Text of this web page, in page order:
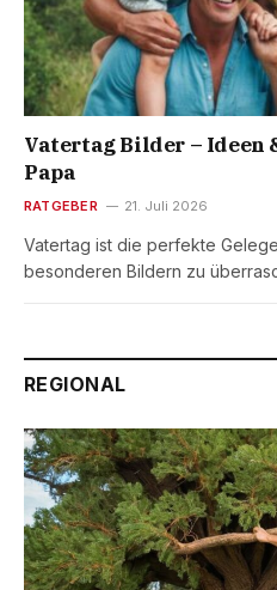
Vatertag Bilder –
Papa
RATGEBER 21. Juli 2026
Vatertag ist die perfekte
besonderen Bildern zu
REGIONAL